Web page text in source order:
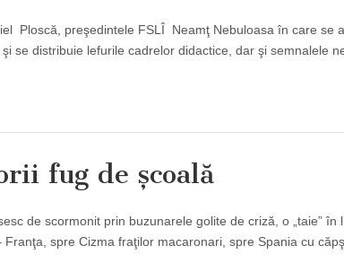
Ploscă, preşedintele FSLÎ Neamţ Nebuloasa în care
se distribuie lefurile cadrelor didactice, dar şi semnalele
fug de școală
de scormonit prin buzunarele golite de criză, o „taie”
Franţa, spre Cizma fraţilor macaronari, spre Spania cu